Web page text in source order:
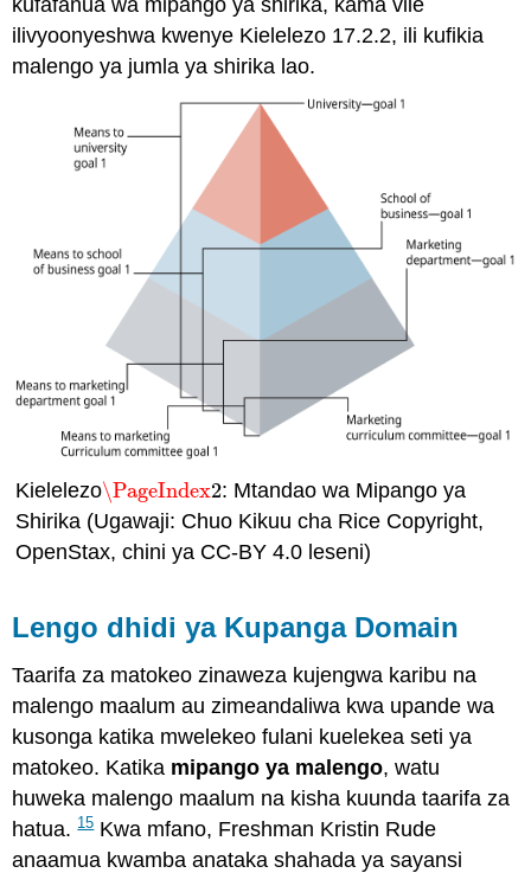
ilivyoonyeshwa kwenye Kielelezo 17.2.2, ili kufikia
malengo ya jumla ya shirika lao.
Kielelezo\PageIndex2
\PageIndex2: Mtandao wa Mipango ya
Shirika (Ugawaji: Chuo Kikuu cha Rice Copyright,
OpenStax, chini ya CC-BY 4.0 leseni)
Lengo dhidi ya Kupanga Domain
Taarifa za matokeo zinaweza kujengwa karibu na
malengo maalum au zimeandaliwa kwa upande wa
kusonga katika mwelekeo fulani kuelekea seti ya
matokeo. Katika mipango ya malengo, watu
huweka malengo maalum na kisha kuunda taarifa za
hatua.15Kwa mfano, Freshman Kristin Rude
anaamua kwamba anataka shahada ya sayansi